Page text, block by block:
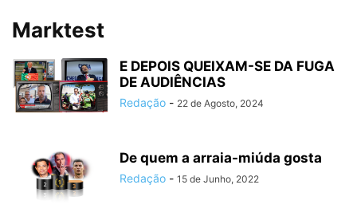
Marktest
E DEPOIS QUEIXAM-SE DA FUGA
DE AUDIÊNCIAS
Redação - 22 de Agosto, 2024
De quem a arraia-miúda gosta
Redação - 15 de Junho, 2022